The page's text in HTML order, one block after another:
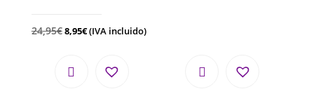
24,95€8,95€(IVA incluido)